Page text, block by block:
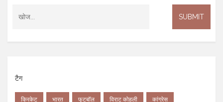
टैग
क्रिकेट भारत फुटबॉल विराट कोहली कांग्रेस